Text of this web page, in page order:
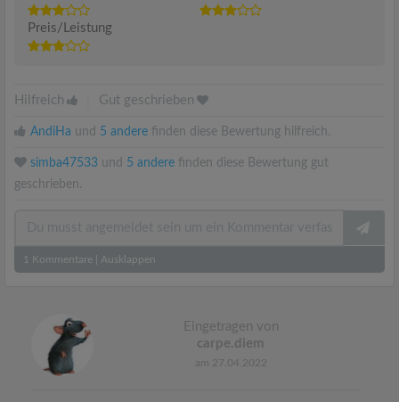
Preis/Leistung
Hilfreich Gut geschrieben
AndiHa und 5 andere finden diese Bewertung hilfreich.
simba47533 und 5 andere finden diese Bewertung gut
geschrieben.
1 Kommentare Ausklappen
Eingetragen von
carpe.diem
am 27.04.2022